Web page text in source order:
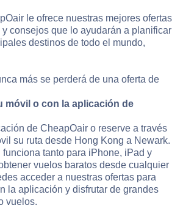
le ofrece nuestras mejores ofertas
consejos que lo ayudarán a planificar
destinos de todo el mundo,
más se perderá de una oferta de
móvil o con la aplicación de
de CheapOair o reserve a través
su ruta desde Hong Kong a Newark.
tanto para iPhone, iPad y
vuelos baratos desde cualquier
acceder a nuestras ofertas para
la aplicación y disfrutar de grandes
vuelos.